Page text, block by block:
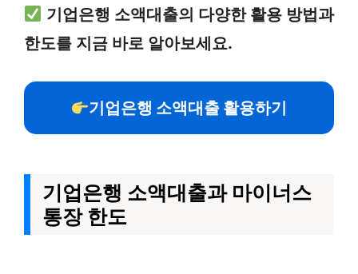
기업은행 소액대출의 다양한 활용 방법과
한도를 지금 바로 알아보세요.
기업은행 소액대출 활용하기
기업은행 소액대출과 마이너스
통장 한도